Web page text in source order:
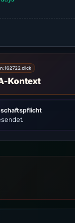
162722.click
Kontext